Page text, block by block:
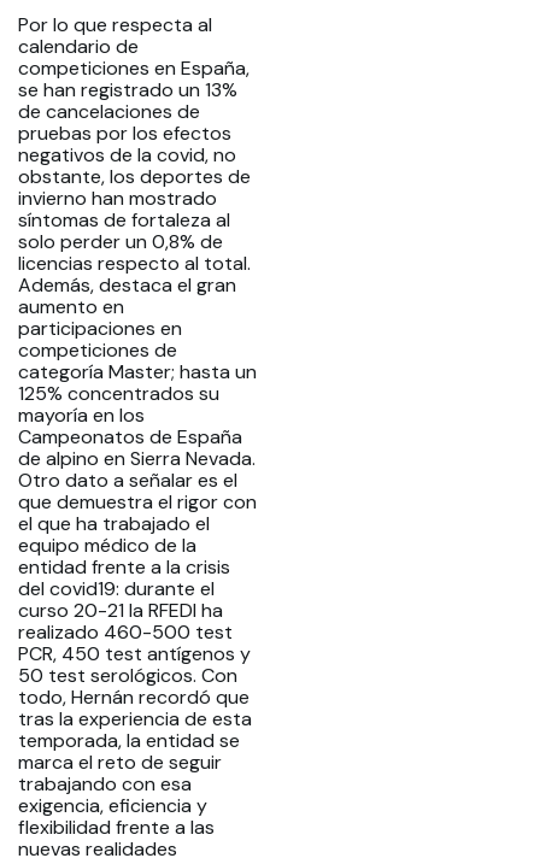
Por lo que respecta al
calendario de
competiciones en España,
se han registrado un 13%
de cancelaciones de
pruebas por los efectos
negativos de la covid, no
obstante, los deportes de
invierno han mostrado
síntomas de fortaleza al
solo perder un 0,8% de
licencias respecto al total.
Además, destaca el gran
aumento en
participaciones en
competiciones de
categoría Master; hasta un
125% concentrados su
mayoría en los
Campeonatos de España
de alpino en Sierra Nevada.
Otro dato a señalar es el
que demuestra el rigor con
el que ha trabajado el
equipo médico de la
entidad frente a la crisis
del covid19: durante el
curso 20-21 la RFEDI ha
realizado 460-500 test
PCR, 450 test antígenos y
50 test serológicos. Con
todo, Hernán recordó que
tras la experiencia de esta
temporada, la entidad se
marca el reto de seguir
trabajando con esa
exigencia, eficiencia y
flexibilidad frente a las
nuevas realidades